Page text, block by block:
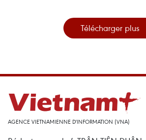
Télécharger plus
AGENCE VIETNAMIENNE D'INFORMATION (VNA)